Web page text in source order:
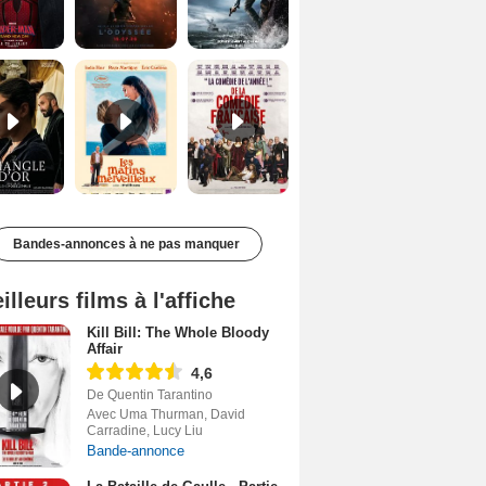
Les Matins merveilleux Bande-annonce VF De la Comédie-Française Teaser VF
Bandes-annonces à ne pas manquer
films à l'affiche
Kill Bill: The Whole Bloody
Affair
4,6
De Quentin Tarantino
Avec Uma Thurman, David
Carradine, Lucy Liu
Bande-annonce